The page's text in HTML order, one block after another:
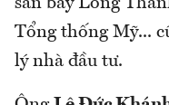
Tổng thống Mỹ...
lý nhà đầu tư.